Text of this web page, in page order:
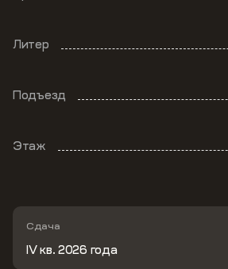
Литер
Подъезд
Этаж
Сдача
IV кв. 2026 года